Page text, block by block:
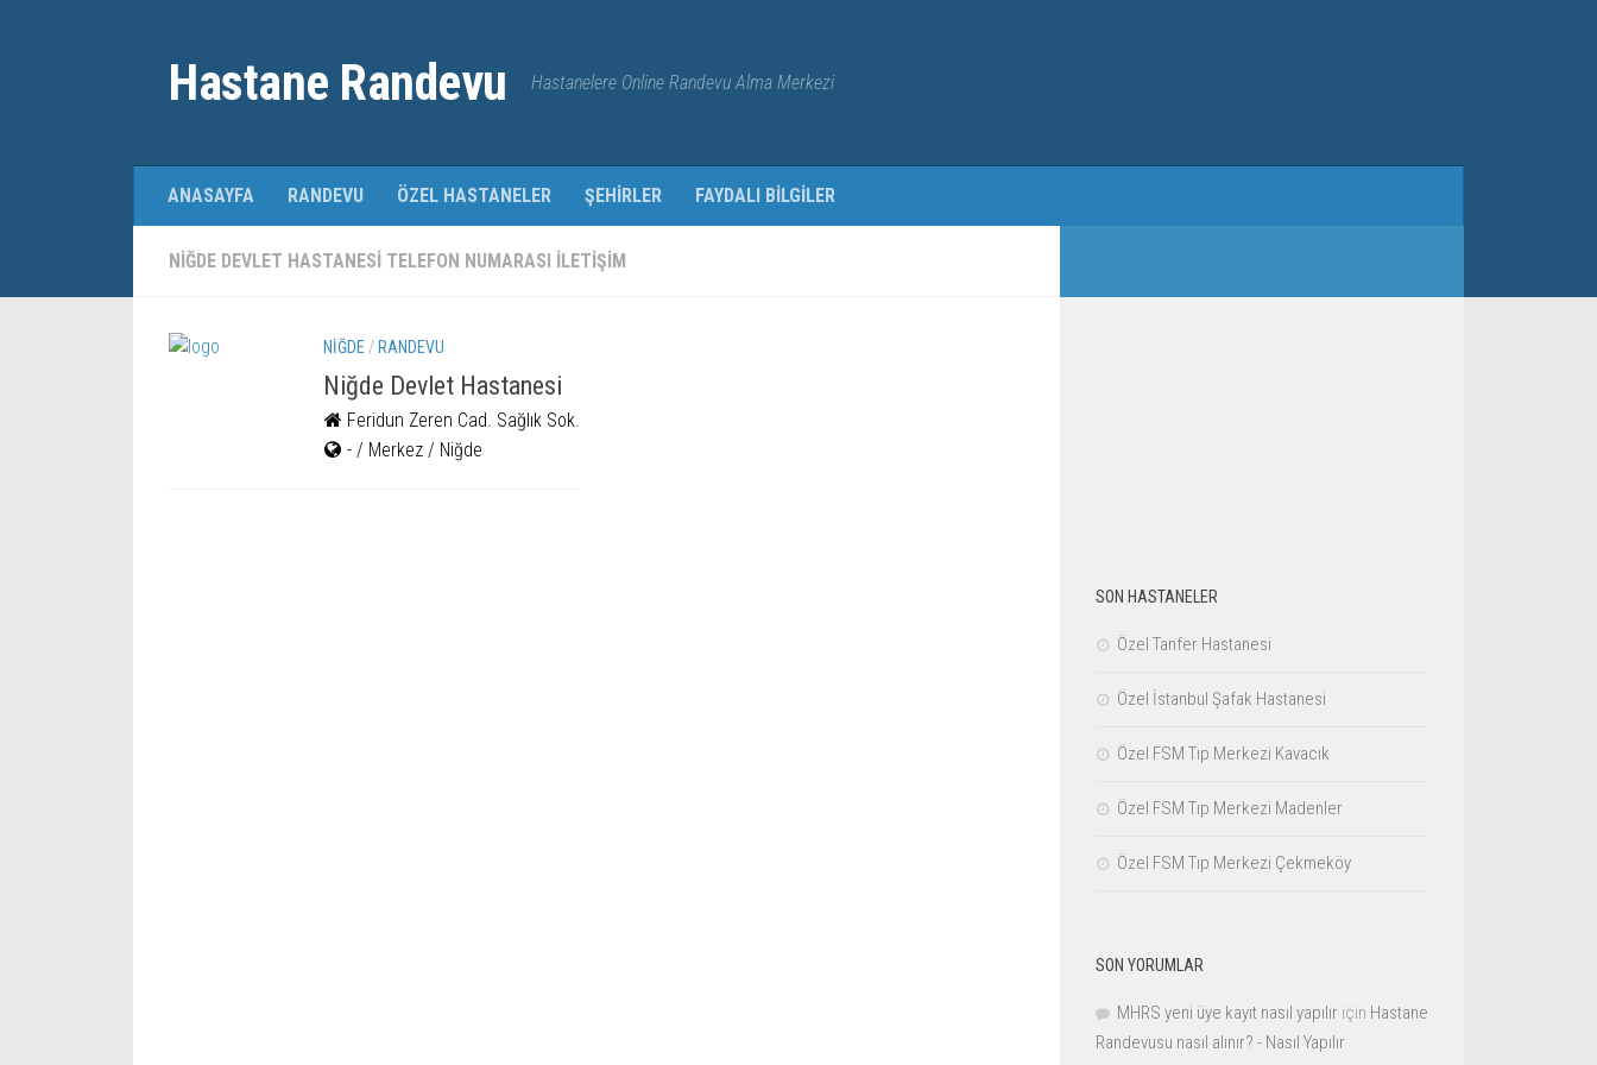
Hastane Randevu Hastanelere Online Randevu Alma Merkezi
ANASAYFA RANDEVU ÖZEL HASTANELER ŞEHIRLER FAYDALI BILGILER
NIĞDE DEVLET HASTANESI TELEFON NUMARASI ILETIŞIM
NIĞDE / RANDEVU
Niğde Devlet Hastanesi
Feridun Zeren Cad. Sağlık Sok.
- / Merkez / Niğde
SON HASTANELER
Özel Tanfer Hastanesi
Özel İstanbul Şafak Hastanesi
Özel FSM Tıp Merkezi Kavacık
Özel FSM Tıp Merkezi Madenler
Özel FSM Tıp Merkezi Çekmeköy
SON YORUMLAR
MHRS yeni üye kayıt nasıl yapılır için Hastane
Randevusu nasıl alınır? - Nasıl Yapılır